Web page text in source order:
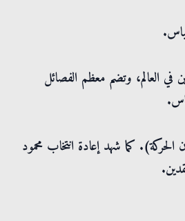
في العالم، وتضم معظم الفصائل
الحركة). كما شهد إعادة انتخاب محمود